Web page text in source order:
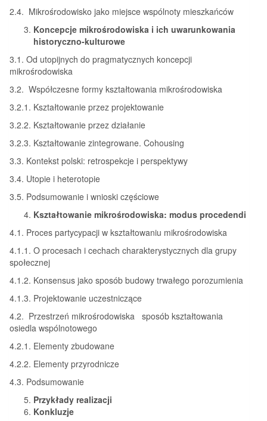
2.4. Mikrośrodowisko jako miejsce wspólnoty mieszkańców
Koncepcje mikrośrodowiska i ich uwarunkowania
historyczno-kulturowe
3.1. Od utopijnych do pragmatycznych koncepcji
mikrośrodowiska
3.2. Współczesne formy kształtowania mikrośrodowiska
3.2.1. Kształtowanie przez projektowanie
3.2.2. Kształtowanie przez działanie
3.2.3. Kształtowanie zintegrowane. Cohousing
3.3. Kontekst polski: retrospekcje i perspektywy
3.4. Utopie i heterotopie
3.5. Podsumowanie i wnioski częściowe
Kształtowanie mikrośrodowiska: modus procedendi
4.1. Proces partycypacji w kształtowaniu mikrośrodowiska
4.1.1. O procesach i cechach charakterystycznych dla grupy
społecznej
4.1.2. Konsensus jako sposób budowy trwałego porozumienia
4.1.3. Projektowanie uczestniczące
4.2. Przestrzeń mikrośrodowiska sposób kształtowania
osiedla wspólnotowego
4.2.1. Elementy zbudowane
4.2.2. Elementy przyrodnicze
4.3. Podsumowanie
Przykłady realizacji
Konkluzje